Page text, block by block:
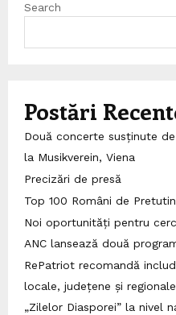
Search
Postări
Două concerte susținute
la Musikverein, Viena
Precizări de presă
Top 100 Români de
Noi oportunități pentru
ANC lansează două
RePatriot recomandă
locale, județene și
„Zilelor Diasporei” la nivel